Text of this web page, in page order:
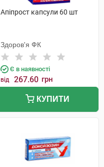
Апіпрост капсули 60 шт
Здоров'я ФК
Є в наявності
від 267.60 грн
КУПИТИ